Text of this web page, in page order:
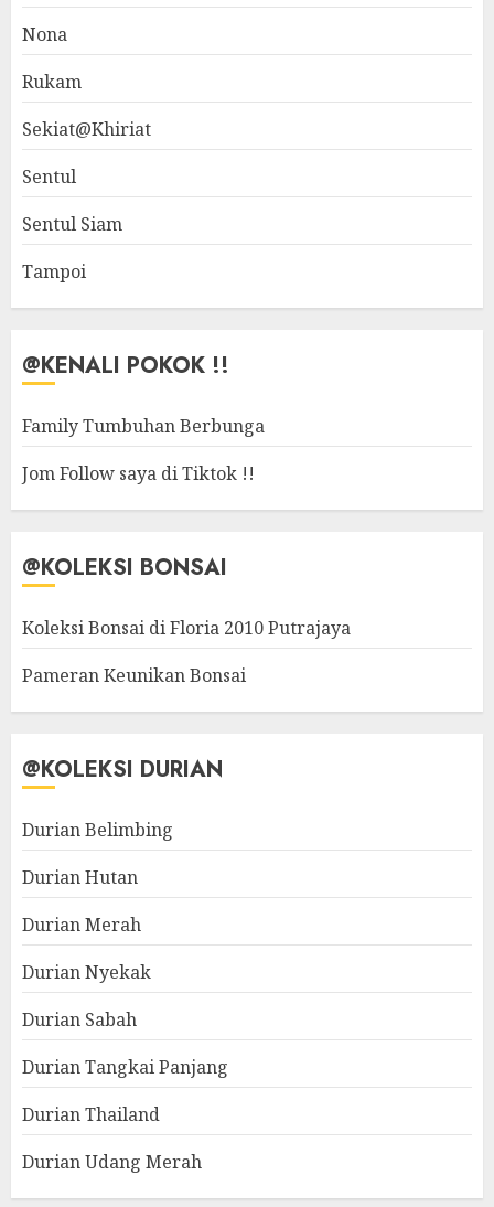
Nona
Rukam
Sekiat@Khiriat
Sentul
Sentul Siam
Tampoi
@KENALI POKOK !!
Family Tumbuhan Berbunga
Jom Follow saya di Tiktok !!
@KOLEKSI BONSAI
Koleksi Bonsai di Floria 2010 Putrajaya
Pameran Keunikan Bonsai
@KOLEKSI DURIAN
Durian Belimbing
Durian Hutan
Durian Merah
Durian Nyekak
Durian Sabah
Durian Tangkai Panjang
Durian Thailand
Durian Udang Merah